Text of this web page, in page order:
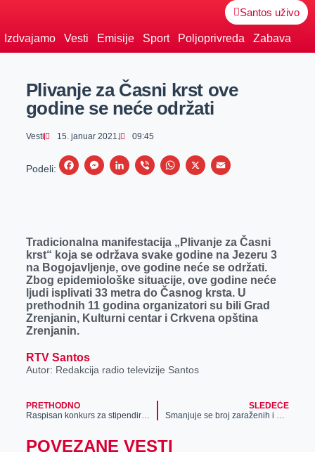
Santos uživo
Izdvajamo Vesti Emisije Sport Poljoprivreda Zabava
Plivanje za Časni krst ove
godine se neće održati
Vesti 15. januar 2021. 09:45
Podeli:
F
b
o
o
k
M
e
n
g
e
r
L
e
d
I
n
V
r
W
s
A
p
p
X
E
l
Tradicionalna manifestacija „Plivanje za Časni
krst“ koja se održava svake godine na Jezeru 3
na Bogojavljenje, ove godine neće se održati.
Zbog epidemiološke situacije, ove godine neće
ljudi isplivati 33 metra do Časnog krsta. U
prethodnih 11 godina organizatori su bili Grad
Zrenjanin, Kulturni centar i Crkvena opština
Zrenjanin.
RTV Santos
Autor: Redakcija radio televizije Santos
PRETHODNO
Raspisan konkurs za stipendiranje učenika i studenata
SLEDEĆE
Smanjuje se broj zaraženih i pacijenata u bolnicama, vakcinisano 177 lekara i zdravstvenih radnika
POVEZANE VESTI